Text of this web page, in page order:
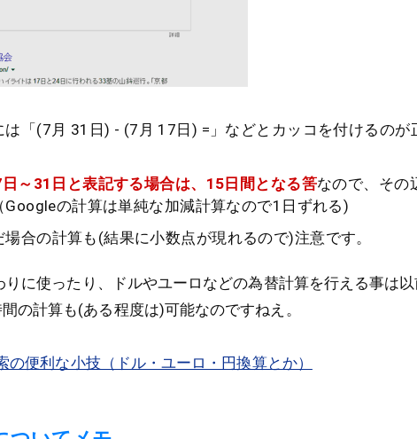
「(7月 31日) - (7月 17日) =」などとカッコを付けるのが
～31日と表記する場合は、15日間となる筈なので、その
Googleの計算は単純な加減計算なので1日ずれる)
合の計算も(結果に小数点が現れるので)注意です。
に使ったり、ドルやユーロなどの為替計算を行える事は
の計算も(ある程度は)可能なのですねえ。
の便利な小技（ドル・ユーロ・円換算とか）